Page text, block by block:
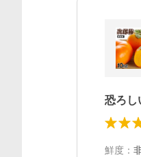
恐ろし
鮮度 ：